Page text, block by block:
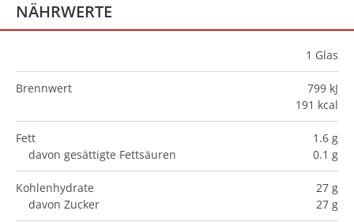
NÄHRWERTE
1 Glas
Brennwert
799 kJ
191 kcal
Fett
1.6 g
davon gesättigte Fettsäuren
0.1 g
Kohlenhydrate
27 g
davon Zucker
27 g